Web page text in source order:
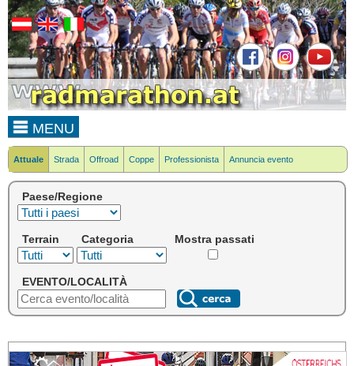
MENU
Attuale Strada Offroad Coppe Professionista Annuncia evento
Paese/Regione
Terrain Categoria Mostra passati
EVENTO/LOCALITÀ